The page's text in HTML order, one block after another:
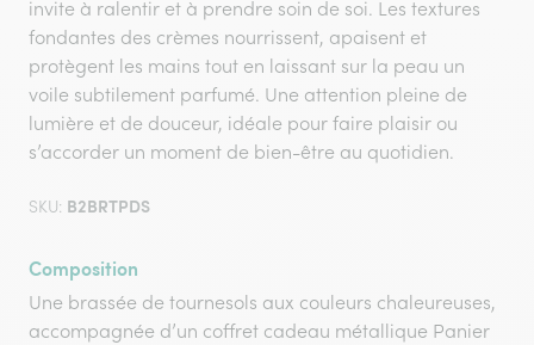
invite à ralentir et à prendre soin de soi. Les textures
fondantes des crèmes nourrissent, apaisent et
protègent les mains tout en laissant sur la peau un
voile subtilement parfumé. Une attention pleine de
lumière et de douceur, idéale pour faire plaisir ou
s’accorder un moment de bien-être au quotidien.
SKU: B2BRTPDS
Composition
Une brassée de tournesols aux couleurs chaleureuses,
accompagnée d’un coffret cadeau métallique Panier